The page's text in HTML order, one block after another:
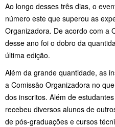
Ao longo desses três dias, o
número este que superou as
Organizadora. De acordo com a
desse ano foi o dobro da
última edição.
Além da grande quantidade, as
a Comissão Organizadora no
dos inscritos. Além de
recebeu diversos alunos de
de pós-graduações e cursos